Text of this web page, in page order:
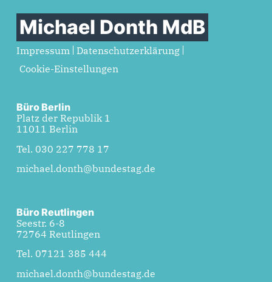
Michael Donth MdB
Impressum
Datenschutzerklärung
Cookie-Einstellungen
Büro Berlin
Platz der Republik 1
11011 Berlin
Tel. 030 227 778 17
michael.donth@bundestag.de
Büro Reutlingen
Seestr. 6-8
72764 Reutlingen
Tel. 07121 385 444
michael.donth@bundestag.de